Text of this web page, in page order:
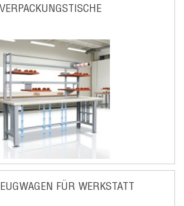
VERPACKUNGSTISCHE
FÜR WERKSTATT